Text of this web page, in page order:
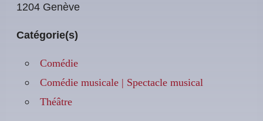
1204 Genève
Catégorie(s)
Comédie
Comédie musicale | Spectacle musical
Théâtre